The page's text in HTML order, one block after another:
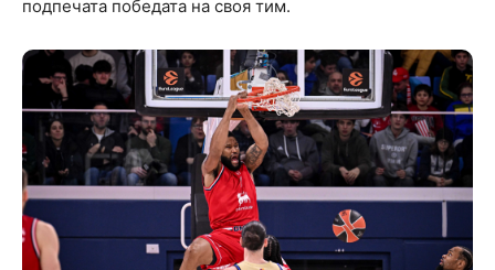
подпечата победата на своя тим.